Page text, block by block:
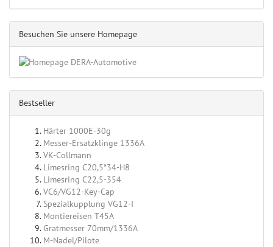
Besuchen Sie unsere Homepage
Bestseller
Härter 1000E-30g
Messer-Ersatzklinge 1336A
VK-Collmann
Limesring C20,5*34-H8
Limesring C22,5-354
VC6/VG12-Key-Cap
Spezialkupplung VG12-I
Montiereisen T45A
Gratmesser 70mm/1336A
M-Nadel/Pilote